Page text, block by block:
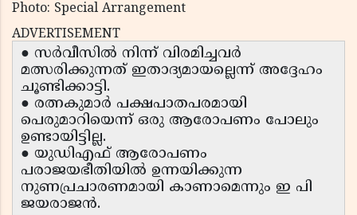
Photo: Special Arrangement
ADVERTISEMENT
● സർവീസിൽ നിന്ന് വിരമിച്ചവർ
മത്സരിക്കുന്നത് ഇതാദ്യമായല്ലെന്ന് അദ്ദേഹം
ചൂണ്ടിക്കാട്ടി.
● രത്നകുമാർ പക്ഷപാതപരമായി
പെരുമാറിയെന്ന് ഒരു ആരോപണം പോലും
ഉണ്ടായിട്ടില്ല.
● യുഡിഎഫ് ആരോപണം
പരാജയഭീതിയിൽ ഉന്നയിക്കുന്ന
നുണപ്രചാരണമായി കാണാമെന്നും ഇ പി
ജയരാജൻ.